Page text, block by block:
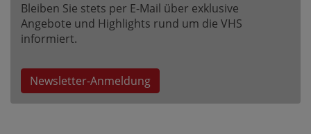
Bleiben Sie stets per E-Mail über exklusive
Angebote und Highlights rund um die VHS
informiert.
Newsletter-Anmeldung